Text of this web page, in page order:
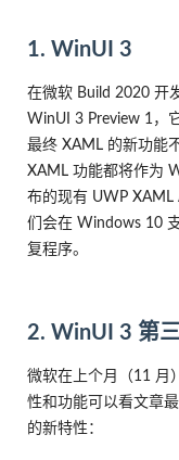
1. WinUI 3
在微软 Build 2020 开
WinUI 3 Preview 1，
最终 XAML 的新功能
XAML 功能都将作为
布的现有 UWP XAML
们会在 Windows 10
复程序。
2. WinUI 3 第
微软在上个月（11 月
性和功能可以看文章
的新特性：